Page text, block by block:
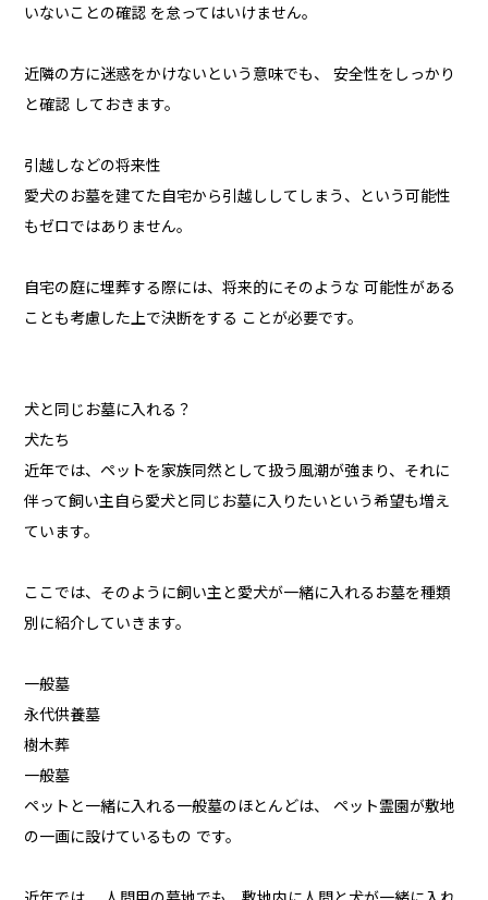
いないことの確認 を怠ってはいけません。
近隣の方に迷惑をかけないという意味でも、 安全性をしっかり
と確認 しておきます。
引越しなどの将来性
愛犬のお墓を建てた自宅から引越ししてしまう、という可能性
もゼロではありません。
自宅の庭に埋葬する際には、将来的にそのような 可能性がある
ことも考慮した上で決断をする ことが必要です。
犬と同じお墓に入れる？
犬たち
近年では、ペットを家族同然として扱う風潮が強まり、それに
伴って飼い主自ら愛犬と同じお墓に入りたいという希望も増え
ています。
ここでは、そのように飼い主と愛犬が一緒に入れるお墓を種類
別に紹介していきます。
一般墓
永代供養墓
樹木葬
一般墓
ペットと一緒に入れる一般墓のほとんどは、 ペット霊園が敷地
の一画に設けているもの です。